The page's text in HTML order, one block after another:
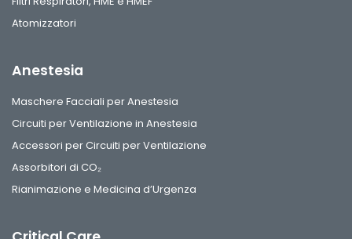
Atomizzatori
Anestesia
Maschere Facciali per Anestesia
Circuiti per Ventilazione in Anestesia
Accessori per Circuiti per Ventilazione
Assorbitori di CO₂
Rianimazione e Medicina d’Urgenza